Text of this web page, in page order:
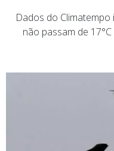
Dados do Climatempo
não passam de